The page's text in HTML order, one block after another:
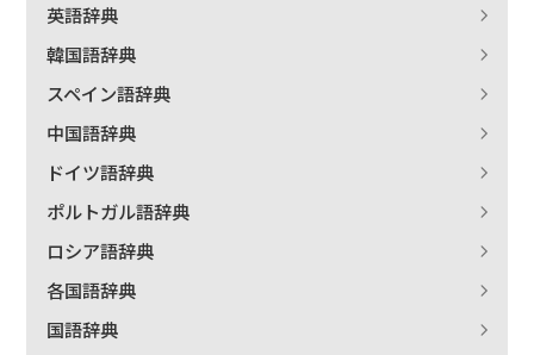
英語辞典
韓国語辞典
スペイン語辞典
中国語辞典
ドイツ語辞典
ポルトガル語辞典
ロシア語辞典
各国語辞典
国語辞典